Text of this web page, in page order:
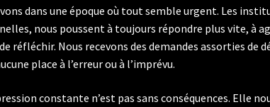
dans une époque où tout semble urgent. Les
nous poussent à toujours répondre plus vite, à
réfléchir. Nous recevons des demandes assorties de
place à l’erreur ou à l’imprévu.
constante n’est pas sans conséquences. Elle